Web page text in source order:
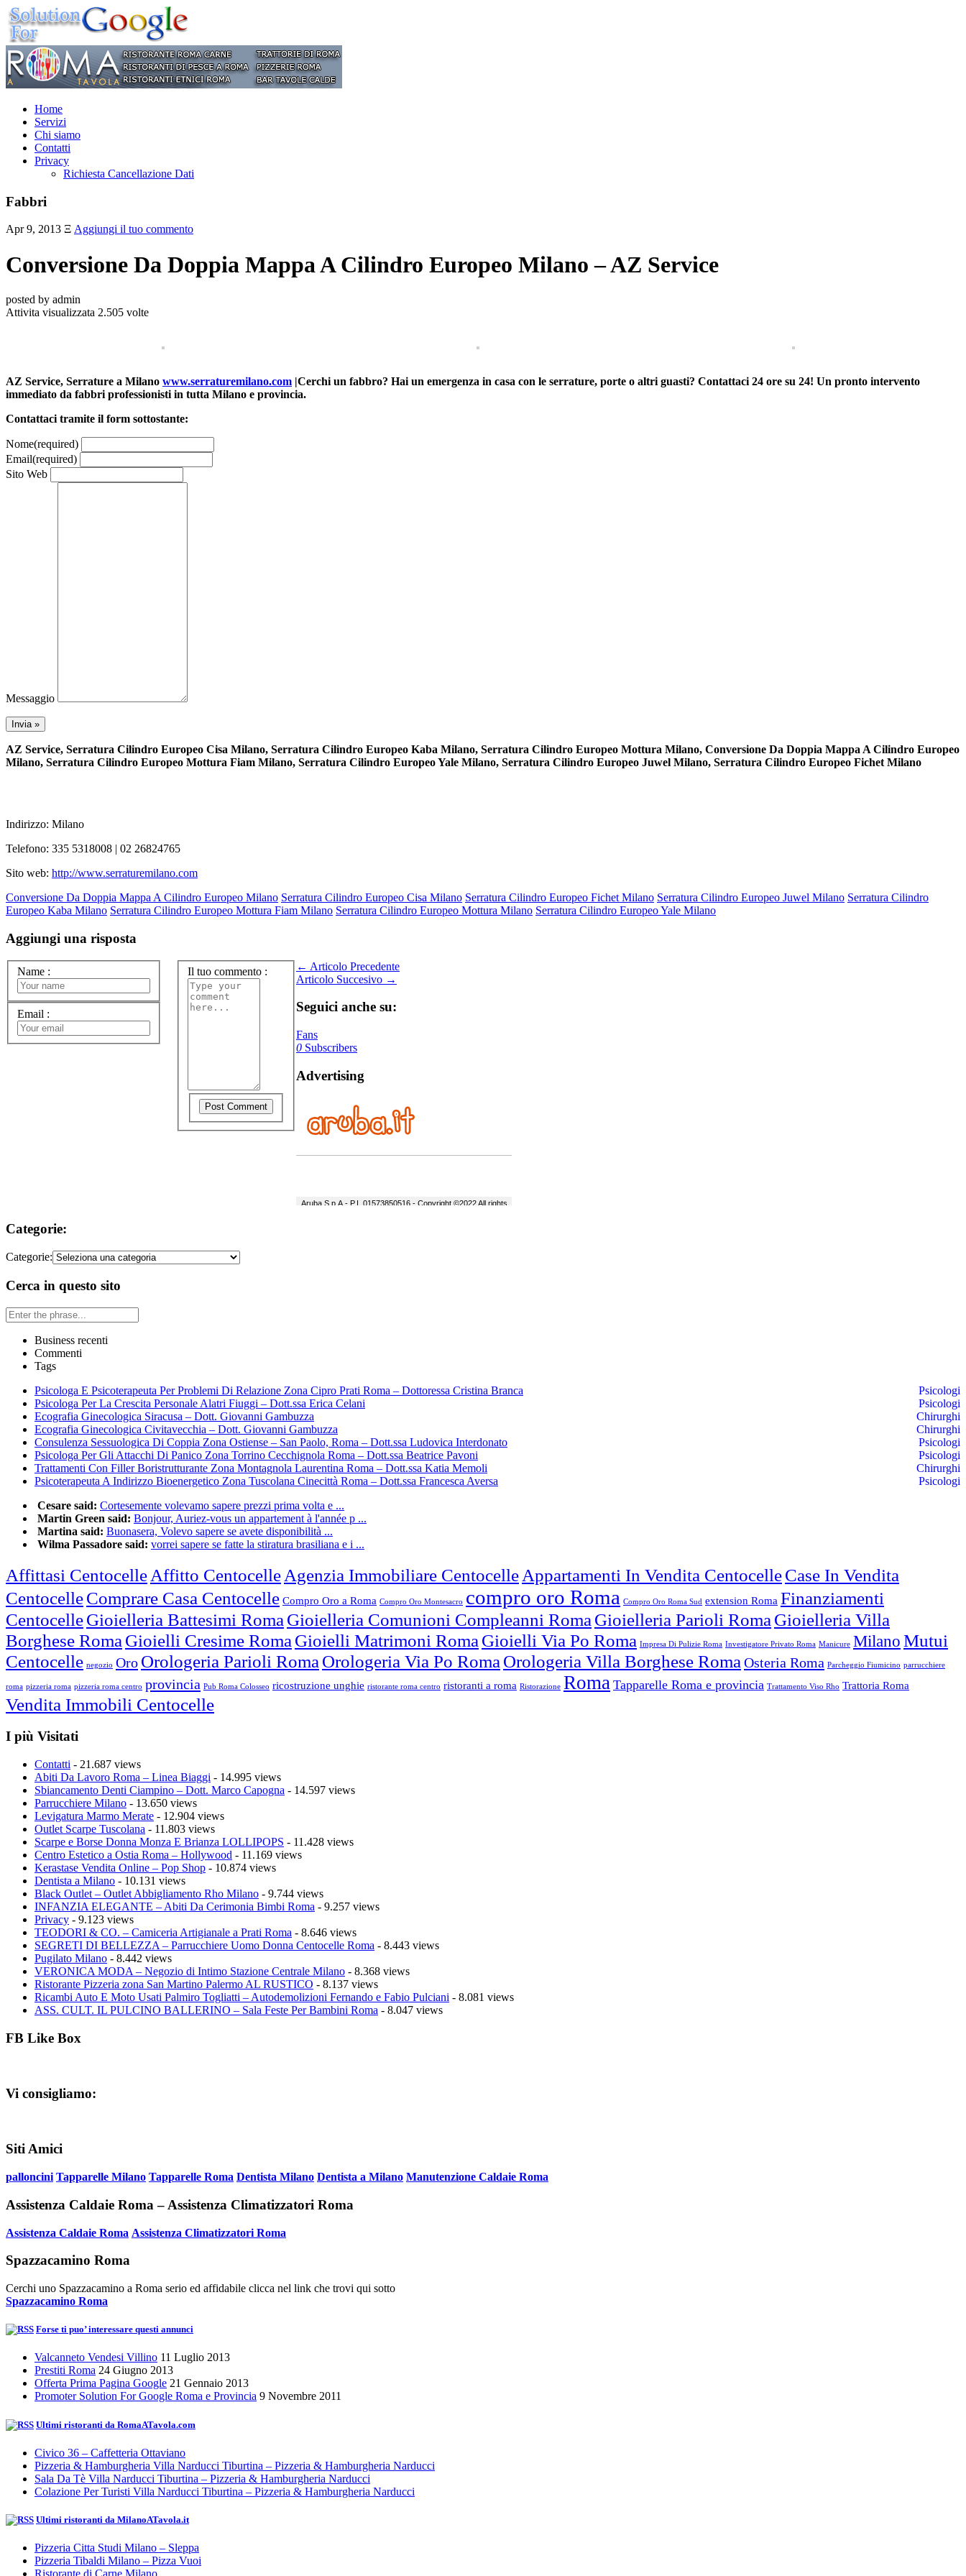
Home
Servizi
Chi siamo
Contatti
Privacy
Richiesta Cancellazione Dati
Fabbri
Apr 9, 2013 Ξ Aggiungi il tuo commento
Conversione Da Doppia Mappa A Cilindro Europeo Milano – AZ Service
posted by admin
Attivita visualizzata 2.505 volte
AZ Service, Serrature a Milano www.serraturemilano.com |Cerchi un fabbro? Hai un emergenza in casa con le serrature, porte o altri guasti? Contattaci 24 ore su 24! Un pronto intervento
immediato da fabbri professionisti in tutta Milano e provincia.
Contattaci tramite il form sottostante:
Nome(required)
Email(required)
Sito Web
Messaggio
AZ Service, Serratura Cilindro Europeo Cisa Milano, Serratura Cilindro Europeo Kaba Milano, Serratura Cilindro Europeo Mottura Milano, Conversione Da Doppia Mappa A Cilindro Europeo
Milano, Serratura Cilindro Europeo Mottura Fiam Milano, Serratura Cilindro Europeo Yale Milano, Serratura Cilindro Europeo Juwel Milano, Serratura Cilindro Europeo Fichet Milano
Indirizzo: Milano
Telefono: 335 5318008 | 02 26824765
Sito web: http://www.serraturemilano.com
Conversione Da Doppia Mappa A Cilindro Europeo Milano Serratura Cilindro Europeo Cisa Milano Serratura Cilindro Europeo Fichet Milano Serratura Cilindro Europeo Juwel Milano Serratura Cilindro
Europeo Kaba Milano Serratura Cilindro Europeo Mottura Fiam Milano Serratura Cilindro Europeo Mottura Milano Serratura Cilindro Europeo Yale Milano
Aggiungi una risposta
Name :
Email :
Il tuo commento :
← Articolo Precedente
Articolo Succesivo →
Seguici anche su:
Fans
0 Subscribers
Advertising
Categorie:
Categorie:
Cerca in questo sito
Business recenti
Commenti
Tags
Psicologa E Psicoterapeuta Per Problemi Di Relazione Zona Cipro Prati Roma – Dottoressa Cristina Branca
Psicologi
Psicologa Per La Crescita Personale Alatri Fiuggi – Dott.ssa Erica Celani
Psicologi
Ecografia Ginecologica Siracusa – Dott. Giovanni Gambuzza
Chirurghi
Ecografia Ginecologica Civitavecchia – Dott. Giovanni Gambuzza
Chirurghi
Consulenza Sessuologica Di Coppia Zona Ostiense – San Paolo, Roma – Dott.ssa Ludovica Interdonato
Psicologi
Psicologa Per Gli Attacchi Di Panico Zona Torrino Cecchignola Roma – Dott.ssa Beatrice Pavoni
Psicologi
Trattamenti Con Filler Boristrutturante Zona Montagnola Laurentina Roma – Dott.ssa Katia Memoli
Chirurghi
Psicoterapeuta A Indirizzo Bioenergetico Zona Tuscolana Cinecittà Roma – Dott.ssa Francesca Aversa
Psicologi
Cesare said: Cortesemente volevamo sapere prezzi prima volta e ...
Martin Green said: Bonjour, Auriez-vous un appartement à l'année p ...
Martina said: Buonasera, Volevo sapere se avete disponibilità ...
Wilma Passadore said: vorrei sapere se fatte la stiratura brasiliana e i ...
Affittasi Centocelle Affitto Centocelle Agenzia Immobiliare Centocelle Appartamenti In Vendita CentocelleCase In Vendita
CentocelleComprare Casa Centocelle Compro Oro a Roma Compro Oro Montesacro compro oro Roma Compro Oro Roma Sud extension Roma Finanziamenti
CentocelleGioielleria Battesimi Roma Gioielleria Comunioni Compleanni Roma Gioielleria Parioli Roma Gioielleria Villa
Borghese Roma Gioielli Cresime Roma Gioielli Matrimoni Roma Gioielli Via Po Roma Impresa Di Pulizie Roma Investigatore Privato Roma Manicure Milano Mutui
Centocelle negozio Oro Orologeria Parioli Roma Orologeria Via Po Roma Orologeria Villa Borghese Roma Osteria Roma Parcheggio Fiumicino parrucchiere
roma pizzeria roma pizzeria roma centro provincia Pub Roma Colosseo ricostruzione unghie ristorante roma centro ristoranti a roma Ristorazione Roma Tapparelle Roma e provincia Trattamento Viso Rho Trattoria Roma
Vendita Immobili Centocelle
I più Visitati
Contatti - 21.687 views
Abiti Da Lavoro Roma – Linea Biaggi - 14.995 views
Sbiancamento Denti Ciampino – Dott. Marco Capogna - 14.597 views
Parrucchiere Milano - 13.650 views
Levigatura Marmo Merate - 12.904 views
Outlet Scarpe Tuscolana - 11.803 views
Scarpe e Borse Donna Monza E Brianza LOLLIPOPS - 11.428 views
Centro Estetico a Ostia Roma – Hollywood - 11.169 views
Kerastase Vendita Online – Pop Shop - 10.874 views
Dentista a Milano - 10.131 views
Black Outlet – Outlet Abbigliamento Rho Milano - 9.744 views
INFANZIA ELEGANTE – Abiti Da Cerimonia Bimbi Roma - 9.257 views
Privacy - 9.123 views
TEODORI & CO. – Camiceria Artigianale a Prati Roma - 8.646 views
SEGRETI DI BELLEZZA – Parrucchiere Uomo Donna Centocelle Roma - 8.443 views
Pugilato Milano - 8.442 views
VERONICA MODA – Negozio di Intimo Stazione Centrale Milano - 8.368 views
Ristorante Pizzeria zona San Martino Palermo AL RUSTICO - 8.137 views
Ricambi Auto E Moto Usati Palmiro Togliatti – Autodemolizioni Fernando e Fabio Pulciani - 8.081 views
ASS. CULT. IL PULCINO BALLERINO – Sala Feste Per Bambini Roma - 8.047 views
FB Like Box
Vi consigliamo:
Siti Amici
palloncini Tapparelle Milano Tapparelle Roma Dentista Milano Dentista a Milano Manutenzione Caldaie Roma
Assistenza Caldaie Roma – Assistenza Climatizzatori Roma
Assistenza Caldaie Roma Assistenza Climatizzatori Roma
Spazzacamino Roma
Cerchi uno Spazzacamino a Roma serio ed affidabile clicca nel link che trovi qui sotto
Spazzacamino Roma
Forse ti puo’ interessare questi annunci
Valcanneto Vendesi Villino 11 Luglio 2013
Prestiti Roma 24 Giugno 2013
Offerta Prima Pagina Google 21 Gennaio 2013
Promoter Solution For Google Roma e Provincia 9 Novembre 2011
Ultimi ristoranti da RomaATavola.com
Civico 36 – Caffetteria Ottaviano
Pizzeria & Hamburgheria Villa Narducci Tiburtina – Pizzeria & Hamburgheria Narducci
Sala Da Tè Villa Narducci Tiburtina – Pizzeria & Hamburgheria Narducci
Colazione Per Turisti Villa Narducci Tiburtina – Pizzeria & Hamburgheria Narducci
Ultimi ristoranti da MilanoATavola.it
Pizzeria Citta Studi Milano – Sleppa
Pizzeria Tibaldi Milano – Pizza Vuoi
Ristorante di Carne Milano